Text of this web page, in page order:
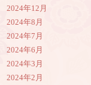
2024年12月
2024年8月
2024年7月
2024年6月
2024年3月
2024年2月